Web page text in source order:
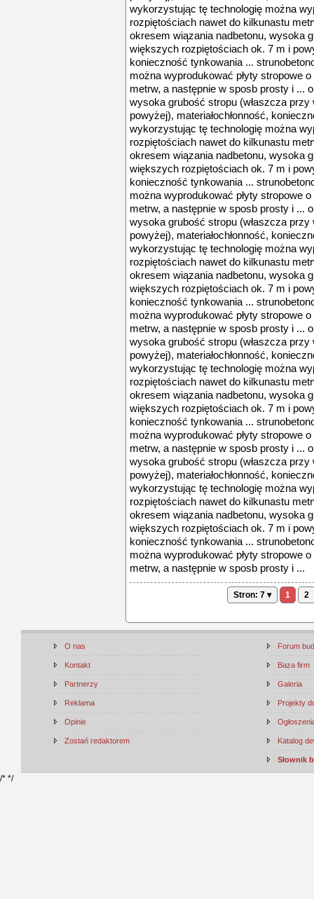
wykorzystując tę technologię można
rozpiętościach nawet do kilkunastu
okresem wiązania nadbetonu, wysoka
większych rozpiętościach ok. 7 m i
konieczność tynkowania ...
można wyprodukować płyty stropowe
metrw, a następnie w sposb prosty i ...
wysoka grubość stropu (właszcza
powyżej), materiałochłonność,
wykorzystując tę technologię można
rozpiętościach nawet do kilkunastu
okresem wiązania nadbetonu, wysoka
większych rozpiętościach ok. 7 m i
konieczność tynkowania ...
można wyprodukować płyty stropowe
metrw, a następnie w sposb prosty i ...
wysoka grubość stropu (właszcza
powyżej), materiałochłonność,
wykorzystując tę technologię można
rozpiętościach nawet do kilkunastu
okresem wiązania nadbetonu, wysoka
większych rozpiętościach ok. 7 m i
konieczność tynkowania ...
można wyprodukować płyty stropowe
metrw, a następnie w sposb prosty i ...
wysoka grubość stropu (właszcza
powyżej), materiałochłonność,
wykorzystując tę technologię można
rozpiętościach nawet do kilkunastu
okresem wiązania nadbetonu, wysoka
większych rozpiętościach ok. 7 m i
konieczność tynkowania ...
można wyprodukować płyty stropowe
metrw, a następnie w sposb prosty i ...
wysoka grubość stropu (właszcza
powyżej), materiałochłonność,
wykorzystując tę technologię można
rozpiętościach nawet do kilkunastu
okresem wiązania nadbetonu, wysoka
większych rozpiętościach ok. 7 m i
konieczność tynkowania ...
można wyprodukować płyty stropowe
metrw, a następnie w sposb prosty i ...
Stron: 7 ▾ 1 2
O nas
Kontakt
Partnerzy
Reklama
Opinie
Zostań redaktorem
Forum
Baza firm
Galeria
Projekty
Katalog
Słownik
/* */